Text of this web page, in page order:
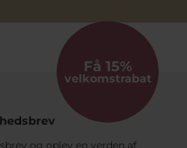
Få 15%
velkomstrabat
og oplev en verden af